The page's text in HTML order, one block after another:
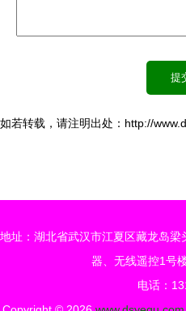
如若转载，请注明出处：http://
地址：湖北省武汉市江夏区藏龙岛
器、无线遥控1号
电话：